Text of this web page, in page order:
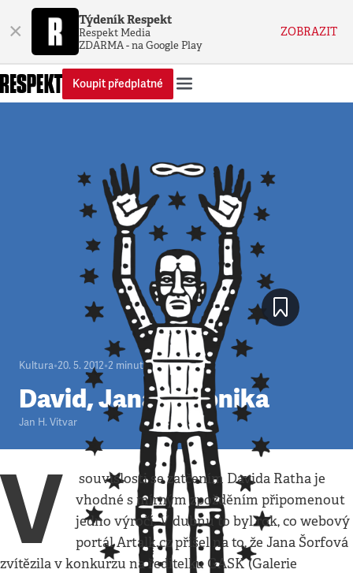
× Týdeník Respekt
Respekt Media
ZDARMA - na Google Play
ZOBRAZIT
Koupit předplatné
Kultura•20. 5. 2012•2 minuty
David, Jana a Monika
Jan H. Vitvar
V
souvislosti se zatčením Davida Ratha je
vhodné s mírným zpožděním připomenout
jedno výročí. V dubnu to byl rok, co webový
portál Artalk.cz přišel na to, že Jana Šorfová
zvítězila v konkurzu na ředitelku GASK (Galerie